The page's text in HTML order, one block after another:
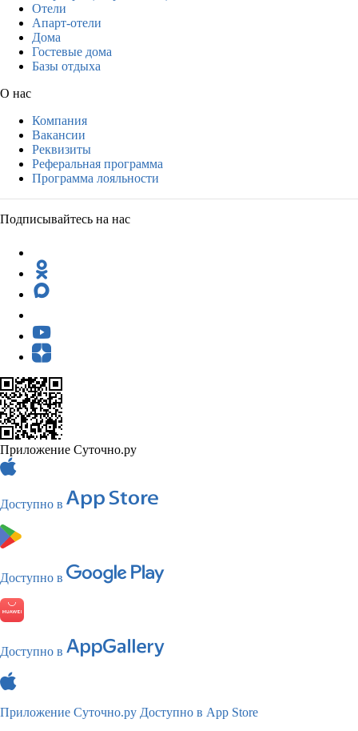
Отели
Апарт-отели
Дома
Гостевые дома
Базы отдыха
О нас
Компания
Вакансии
Реквизиты
Реферальная программа
Программа лояльности
Подписывайтесь на нас
Приложение Суточно.ру
Доступно в
Доступно в
Доступно в
Приложение Суточно.ру Доступно в App Store